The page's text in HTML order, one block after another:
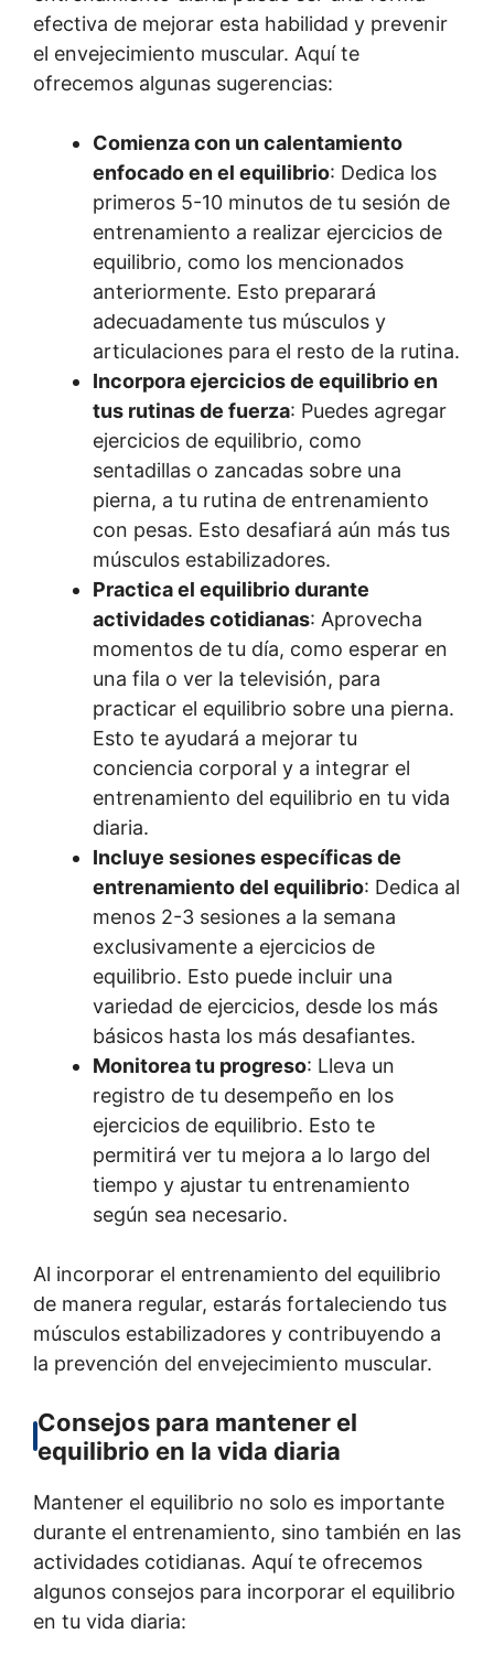
efectiva de mejorar esta habilidad y prevenir
el envejecimiento muscular. Aquí te
ofrecemos algunas sugerencias:
Comienza con un calentamiento
enfocado en el equilibrio: Dedica los
primeros 5-10 minutos de tu sesión de
entrenamiento a realizar ejercicios de
equilibrio, como los mencionados
anteriormente. Esto preparará
adecuadamente tus músculos y
articulaciones para el resto de la rutina.
Incorpora ejercicios de equilibrio en
tus rutinas de fuerza: Puedes agregar
ejercicios de equilibrio, como
sentadillas o zancadas sobre una
pierna, a tu rutina de entrenamiento
con pesas. Esto desafiará aún más tus
músculos estabilizadores.
Practica el equilibrio durante
actividades cotidianas: Aprovecha
momentos de tu día, como esperar en
una fila o ver la televisión, para
practicar el equilibrio sobre una pierna.
Esto te ayudará a mejorar tu
conciencia corporal y a integrar el
entrenamiento del equilibrio en tu vida
diaria.
Incluye sesiones específicas de
entrenamiento del equilibrio: Dedica al
menos 2-3 sesiones a la semana
exclusivamente a ejercicios de
equilibrio. Esto puede incluir una
variedad de ejercicios, desde los más
básicos hasta los más desafiantes.
Monitorea tu progreso: Lleva un
registro de tu desempeño en los
ejercicios de equilibrio. Esto te
permitirá ver tu mejora a lo largo del
tiempo y ajustar tu entrenamiento
según sea necesario.
Al incorporar el entrenamiento del equilibrio
de manera regular, estarás fortaleciendo tus
músculos estabilizadores y contribuyendo a
la prevención del envejecimiento muscular.
Consejos para mantener el
equilibrio en la vida diaria
Mantener el equilibrio no solo es importante
durante el entrenamiento, sino también en las
actividades cotidianas. Aquí te ofrecemos
algunos consejos para incorporar el equilibrio
en tu vida diaria: